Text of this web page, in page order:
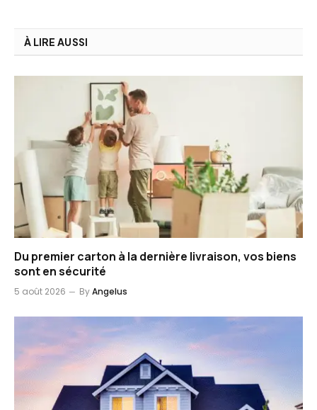
À LIRE AUSSI
Du premier carton à la dernière livraison, vos biens
sont en sécurité
5 août 2026 ByAngelus